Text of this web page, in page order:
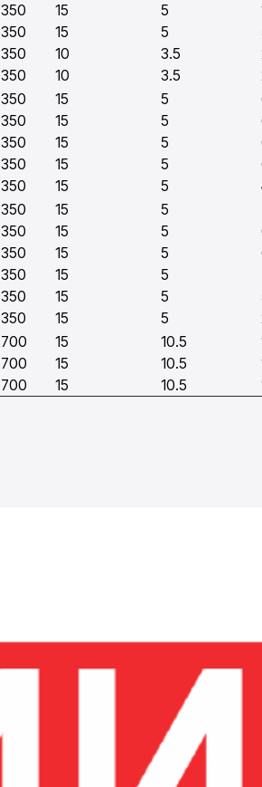
350 15 5
350 15 5
350 10 3.5
350 10 3.5
350 15 5
350 15 5
350 15 5
350 15 5
350 15 5
350 15 5
350 15 5
350 15 5
350 15 5
350 15 5
350 15 5
700 15 10.5
700 15 10.5
700 15 10.5